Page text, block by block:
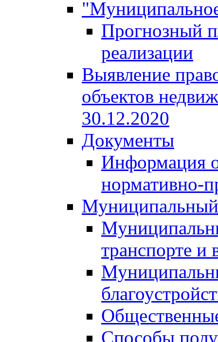
Прогнозный
реализации
Выявление
объектов
30.12.2020
Документы
Информация
нормативно-
Муниципальный
транспорте и
Способы